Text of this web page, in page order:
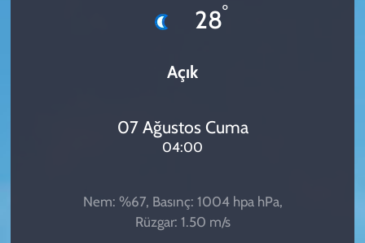
28°
Açık
07 Ağustos Cuma
04:00
Nem: %67, Basınç: 1004 hpa hPa,
Rüzgar: 1.50 m/s